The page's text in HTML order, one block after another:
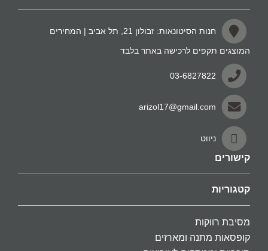
חנות הסיטונאות: זבולון 21, תל אביב | המחירים
המוצגים תקפים לרכישה באתר בלבד
03-6827822
arizol17@gmail.com
ניווט
קישורים
קטגוריות
מסיבת רווקות
קופסאות מתנה ומארזים